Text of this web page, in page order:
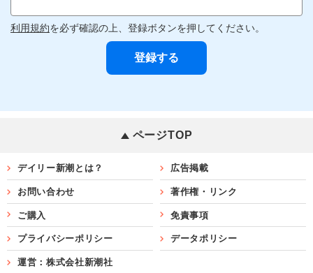
利用規約を必ず確認の上、登録ボタンを押してください。
ページTOP
デイリー新潮とは？ 広告掲載
お問い合わせ 著作権・リンク
ご購入 免責事項
プライバシーポリシー データポリシー
運営：株式会社新潮社